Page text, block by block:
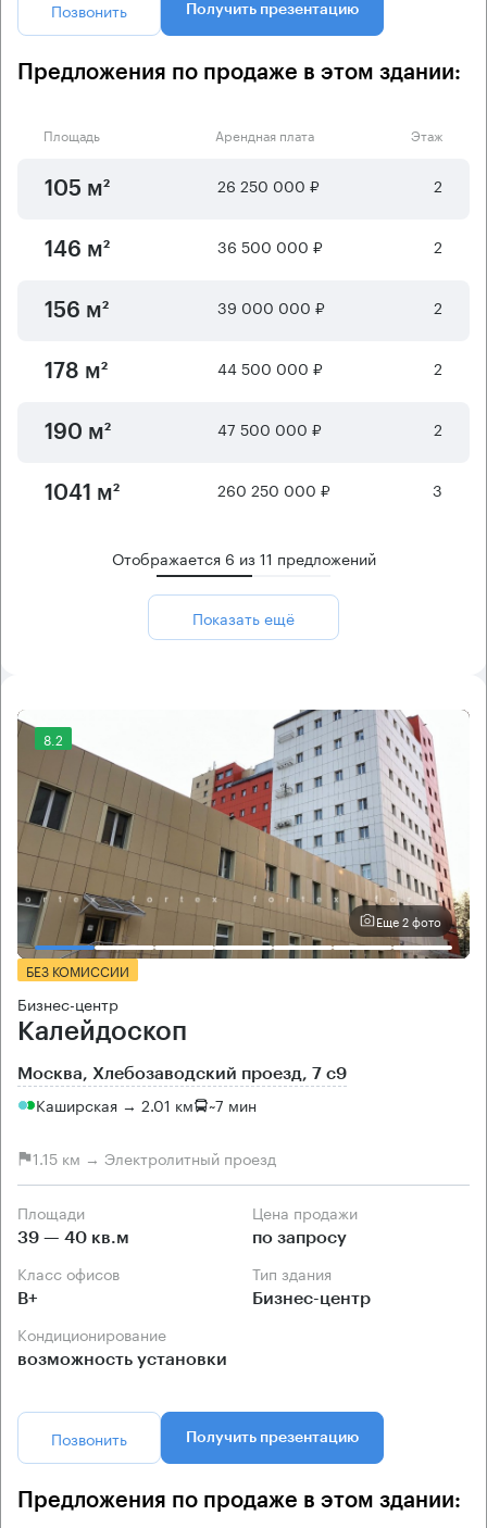
Позвонить Получить презентацию
Предложения по продаже в этом здании:
Площадь Арендная плата Этаж
105 м² 26 250 000 ₽ 2
146 м² 36 500 000 ₽ 2
156 м² 39 000 000 ₽ 2
178 м² 44 500 000 ₽ 2
190 м² 47 500 000 ₽ 2
1041 м² 260 250 000 ₽ 3
Отображается 6 из11 предложений
Показать ещё
8.2
Еще 2 фото
БЕЗ КОМИССИИ
Бизнес-центр
Калейдоскоп
Москва, Хлебозаводский проезд, 7 с9
Каширская → 2.01 км ~7 мин
1.15 км → Электролитный проезд
Площади
39 — 40 кв.м
Цена продажи
по запросу
Класс офисов
B+
Тип здания
Бизнес-центр
Кондиционирование
возможность установки
Позвонить Получить презентацию
Предложения по продаже в этом здании: